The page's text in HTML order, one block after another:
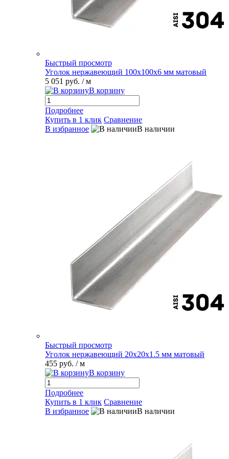
Быстрый просмотр
Уголок нержавеющий 100х100х6 мм матовый
5 051 руб. / м
В корзину
Подробнее
Купить в 1 клик Сравнение
В избранное
В наличии
Быстрый просмотр
Уголок нержавеющий 20х20х1.5 мм матовый
455 руб. / м
В корзину
Подробнее
Купить в 1 клик Сравнение
В избранное
В наличии